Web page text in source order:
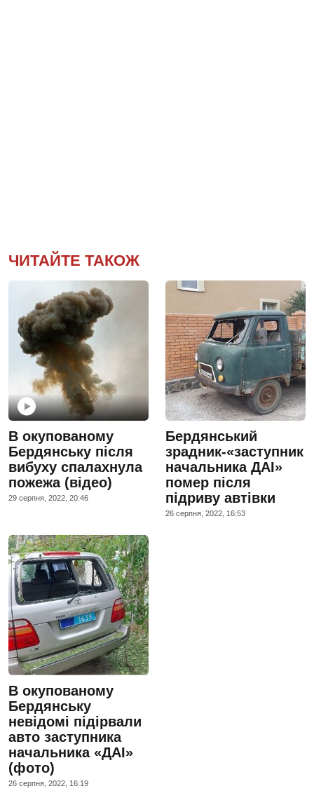
ЧИТАЙТЕ ТАКОЖ
В окупованому
Бердянську після
вибуху спалахнула
пожежа (відео)
29 серпня, 2022, 20:46
Бердянський
зрадник-«заступник
начальника ДАІ»
помер після
підриву автівки
26 серпня, 2022, 16:53
В окупованому
Бердянську
невідомі підірвали
авто заступника
начальника «ДАІ»
(фото)
26 серпня, 2022, 16:19